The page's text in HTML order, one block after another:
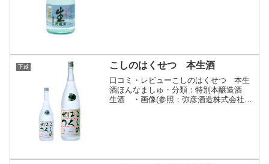
下越 こしのはくせつ 本生酒
口コミ・レビューこしのはくせつ 本生
酒ほんなましゅ・分類：特別本醸造酒
生酒 ・画像(参照：弥彦酒造株式会社)